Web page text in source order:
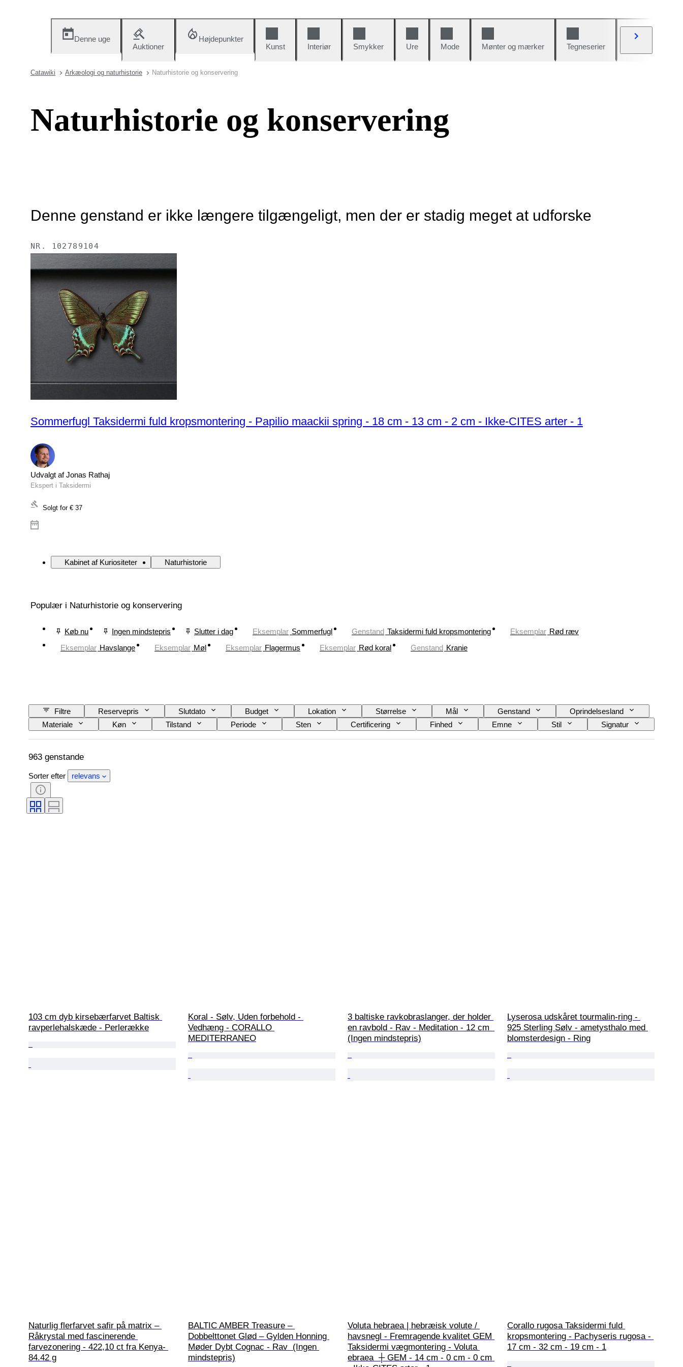
Denne uge
Auktioner
Højdepunkter
Kunst
Interiør Smykker Ure Mode Mønter og mærker Tegneserier
Catawiki Arkæologi og naturhistorie Naturhistorie og konservering
Naturhistorie og konservering
Denne genstand er ikke længere tilgængeligt, men der er stadig meget at udforske
NR. 102789104
Sommerfugl Taksidermi fuld kropsmontering - Papilio maackii spring - 18 cm - 13 cm - 2 cm - Ikke-CITES arter - 1
Udvalgt af Jonas Rathaj
Ekspert i Taksidermi
Solgt for € 37
Kabinet af Kuriositeter Naturhistorie
Populær i Naturhistorie og konservering
Køb nu Ingen mindstepris Slutter i dag Eksemplar Sommerfugl Genstand Taksidermi fuld kropsmontering Eksemplar Rød ræv
Eksemplar Havslange Eksemplar Møl Eksemplar Flagermus Eksemplar Rød koral Genstand Kranie
Filtre Reservepris Slutdato Budget Lokation Størrelse Mål Genstand
Oprindelsesland
Materiale
Køn Tilstand Periode Sten Certificering Finhed Emne Stil
Signatur
Snit
Mineral Mineralform Størrelse på genstand Behandling Original/ kopi Æra
Eksemplar
963 genstande
Sorter efter relevans
103 cm dyb kirsebærfarvet Baltisk
ravperlehalskæde - Perlerække
Koral - Sølv, Uden forbehold -
Vedhæng - CORALLO
MEDITERRANEO
3 baltiske ravkobraslanger, der holder
en ravbold - Rav - Meditation - 12 cm
(Ingen mindstepris)
Lyserosa udskåret tourmalin-ring -
925 Sterling Sølv - ametysthalo med
blomsterdesign - Ring
Naturlig flerfarvet safir på matrix –
Råkrystal med fascinerende
farvezonering - 422,10 ct fra Kenya-
84.42 g
BALTIC AMBER Treasure –
Dobbelttonet Glød – Gylden Honning
Møder Dybt Cognac - Rav  (Ingen
mindstepris)
Voluta hebraea | hebræisk volute /
havsnegl - Fremragende kvalitet GEM
Taksidermi vægmontering - Voluta
ebraea  ┼ GEM - 14 cm - 0 cm - 0 cm
Corallo rugosa Taksidermi fuld
kropsmontering - Pachyseris rugosa -
17 cm - 32 cm - 19 cm - 1